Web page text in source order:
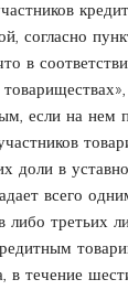
согласно
в
если на нем
доли в
всего
либо третьих
в течение